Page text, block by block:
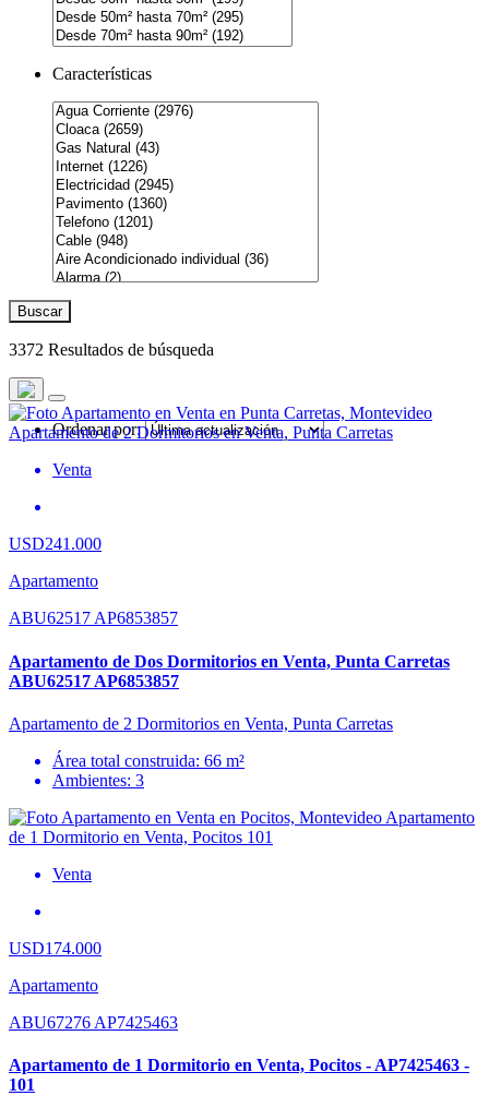
Características
Buscar
3372 Resultados de búsqueda
Ordenar por:
Venta
USD241.000
Apartamento
ABU62517 AP6853857
Apartamento de Dos Dormitorios en Venta, Punta Carretas
ABU62517 AP6853857
Apartamento de 2 Dormitorios en Venta, Punta Carretas
Área total construida: 66 m²
Ambientes: 3
Venta
USD174.000
Apartamento
ABU67276 AP7425463
Apartamento de 1 Dormitorio en Venta, Pocitos - AP7425463 -
101